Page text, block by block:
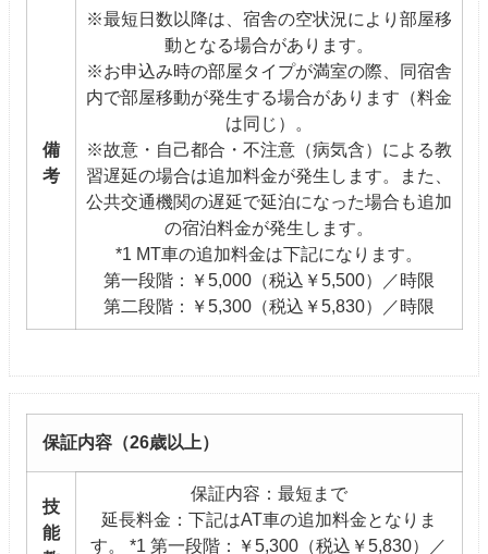
備
考
※最短日数以降は、宿舎の空状況により部屋移
動となる場合があります。
※お申込み時の部屋タイプが満室の際、同宿舎
内で部屋移動が発生する場合があります（料金
は同じ）。
※故意・自己都合・不注意（病気含）による教
習遅延の場合は追加料金が発生します。また、
公共交通機関の遅延で延泊になった場合も追加
の宿泊料金が発生します。
*1 MT車の追加料金は下記になります。
第一段階：￥5,000（税込￥5,500）／時限
第二段階：￥5,300（税込￥5,830）／時限
保証内容（26歳以上）
技
能
保証内容：最短まで
延長料金：下記はAT車の追加料金となりま
す。 *1 第一段階：￥5,300（税込￥5,830）／